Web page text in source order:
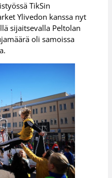
TikSin
Ylivedon kanssa nyt
sijaitsevalla Peltolan
oli samoissa